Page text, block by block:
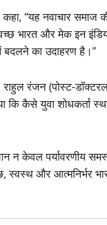
“यह नवाचार समाज
भारत और मेक इन
बदलने का उदाहरण है।”
राहुल रंजन (पोस्ट-
कि कैसे युवा शोधकर्ता
न केवल पर्यावरणीय
और आत्मनिर्भर